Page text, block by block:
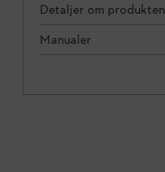
Detaljer om produkten
Manualer